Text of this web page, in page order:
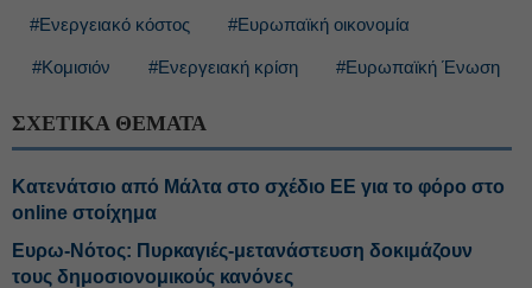
#Ενεργειακό κόστος #Ευρωπαϊκή οικονομία
#Κομισιόν #Ενεργειακή κρίση #Ευρωπαϊκή Ένωση
ΣΧΕΤΙΚΑ ΘΕΜΑΤΑ
Κατενάτσιο από Μάλτα στο σχέδιο ΕΕ για το φόρο στο
online στοίχημα
Ευρω-Νότος: Πυρκαγιές-μετανάστευση δοκιμάζουν
τους δημοσιονομικούς κανόνες